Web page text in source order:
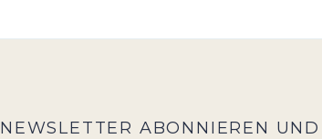
NEWSLETTER ABONNIEREN UND